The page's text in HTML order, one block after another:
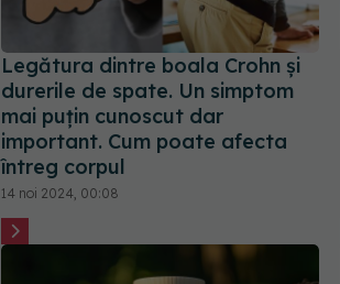
Legătura dintre boala Crohn și
durerile de spate. Un simptom
mai puțin cunoscut dar
important. Cum poate afecta
întreg corpul
14 noi 2024, 00:08